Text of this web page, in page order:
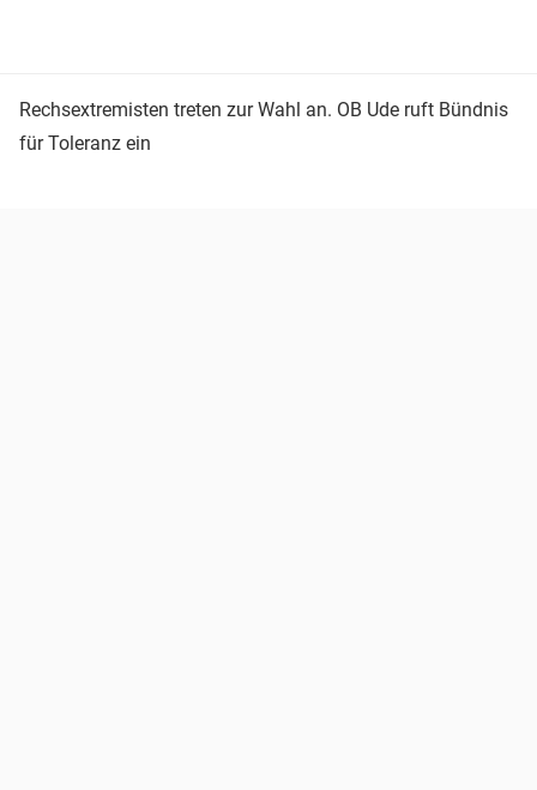
Rechsextremisten treten zur Wahl an. OB Ude ruft Bündnis
für Toleranz ein